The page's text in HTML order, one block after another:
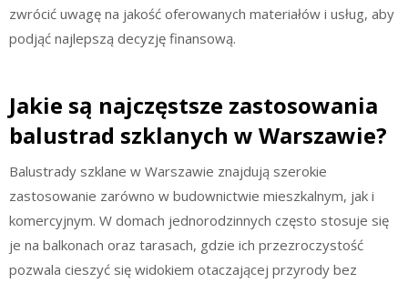
zwrócić uwagę na jakość oferowanych materiałów i usług, aby
podjąć najlepszą decyzję finansową.
Jakie są najczęstsze zastosowania
balustrad szklanych w Warszawie?
Balustrady szklane w Warszawie znajdują szerokie
zastosowanie zarówno w budownictwie mieszkalnym, jak i
komercyjnym. W domach jednorodzinnych często stosuje się
je na balkonach oraz tarasach, gdzie ich przezroczystość
pozwala cieszyć się widokiem otaczającej przyrody bez